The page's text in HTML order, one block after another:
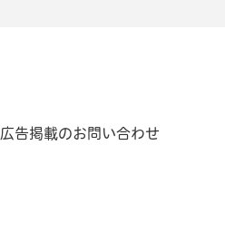
広告掲載のお問い合わせ